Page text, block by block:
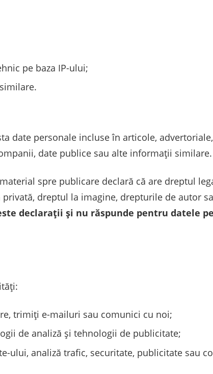
pe baza IP-ului;
date personale incluse în articole,
date publice sau alte informații similare.
spre publicare declară că are dreptul
dreptul la imagine, drepturile de autor
declarații și nu răspunde pentru
trimiți e-mailuri sau comunici cu noi;
de analiză și tehnologii de publicitate;
ului, analiză trafic, securitate, publicitate sau